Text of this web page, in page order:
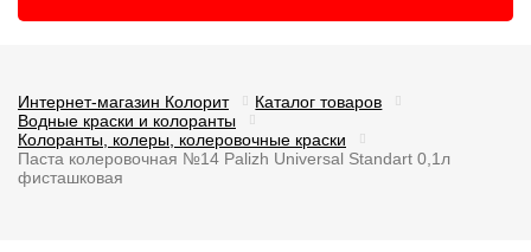
Интернет-магазин Колорит
Каталог товаров
Водные краски и колоранты
Колоранты, колеры, колеровочные краски
Паста колеровочная №14 Palizh Universal Standart 0,1л
фисташковая